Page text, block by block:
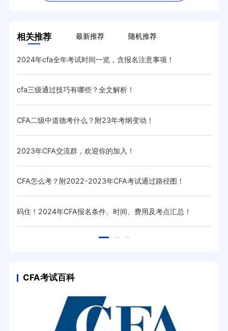
相关推荐 最新推荐 随机推荐
2024年cfa全年考试时间一览，含报名注意事项！
cfa三级通过技巧有哪些？全文解析！
CFA二级中道德考什么？附23年考纲变动！
2023年CFA交流群，欢迎你的加入！
CFA怎么考？附2022-2023年CFA考试通过路径图！
码住！2024年CFA报名条件、时间、费用及考点汇总！
CFA考试百科